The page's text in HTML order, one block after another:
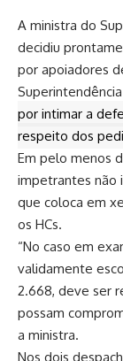
A ministra do
decidiu
por apoiadores
por intimar a
respeito dos
Em pelo menos
impetrantes não
que coloca em
os HCs.
“No caso em
validamente
2.668, deve ser
possam
a ministra.
Nos dois